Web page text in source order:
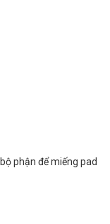
phận để miếng pad